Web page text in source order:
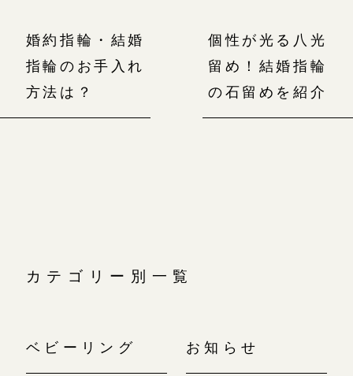
婚約指輪・結婚
指輪のお手入れ
方法は？
個性が光る八光
留め！結婚指輪
の石留めを紹介
カテゴリー別一覧
ベビーリング お知らせ